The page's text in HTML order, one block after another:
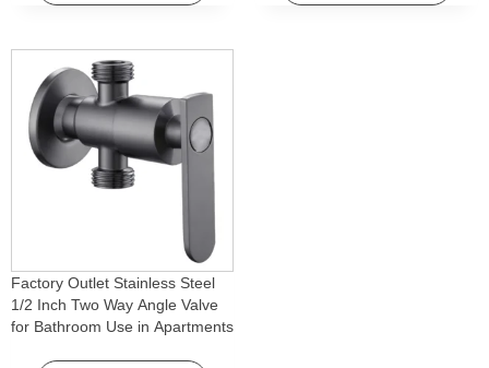
Factory Outlet Stainless Steel
1/2 Inch Two Way Angle Valve
for Bathroom Use in Apartments